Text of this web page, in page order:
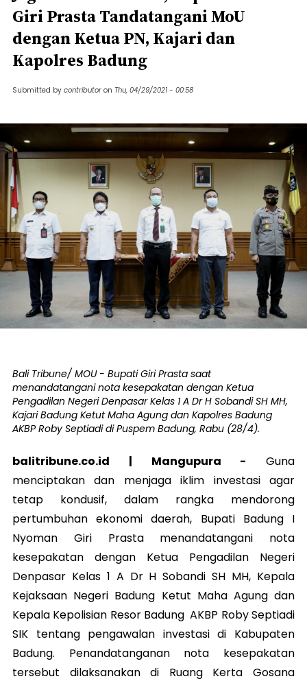
Giri Prasta Tandatangani MoU
dengan Ketua PN, Kajari dan
Kapolres Badung
Submitted by contributor on Thu, 04/29/2021 - 00:58
Bali Tribune/ MOU - Bupati Giri Prasta saat
menandatangani nota kesepakatan dengan Ketua
Pengadilan Negeri Denpasar Kelas 1 A Dr H Sobandi SH MH,
Kajari Badung Ketut Maha Agung dan Kapolres Badung
AKBP Roby Septiadi di Puspem Badung, Rabu (28/4).
balitribune.co.id | Mangupura - Guna
menciptakan dan menjaga iklim investasi agar
tetap kondusif, dalam rangka mendorong
pertumbuhan ekonomi daerah, Bupati Badung I
Nyoman Giri Prasta menandatangani nota
kesepakatan dengan Ketua Pengadilan Negeri
Denpasar Kelas 1 A Dr H Sobandi SH MH, Kepala
Kejaksaan Negeri Badung Ketut Maha Agung dan
Kepala Kepolisian Resor Badung AKBP Roby Septiadi
SIK tentang pengawalan investasi di Kabupaten
Badung. Penandatanganan nota kesepakatan
tersebut dilaksanakan di Ruang Kerta Gosana